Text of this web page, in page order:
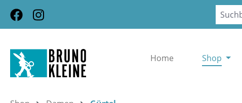
Hauptinhalt springen
Zur Suche springen
Zur Hauptnavigation springen
Home Shop